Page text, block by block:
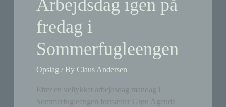
Arbejdsdag igen på
fredag i
Sommerfugleengen
Opslag / ByClaus Andersen
Efter en vellykket arbejdsdag mandag i
Sommerfugleengen fortsætter Grøn Agenda